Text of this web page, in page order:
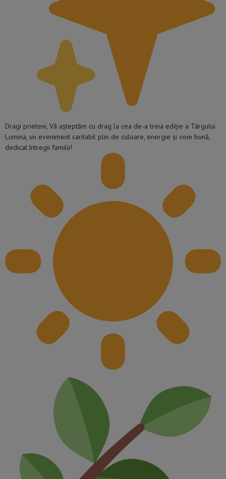
Dragi prieteni, Vă așteptăm cu drag la cea de-a treia ediție a Târgului
Lumina, un eveniment caritabil plin de culoare, energie și voie bună,
dedicat întregii familii!